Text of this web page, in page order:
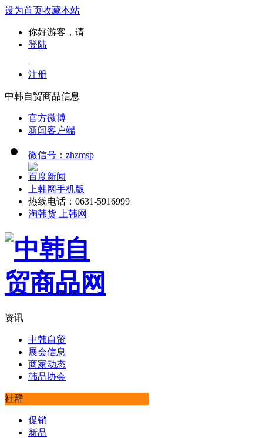
设为首页收藏本站
你好游客，请
登陆
|
注册
中韩自贸商品信息
官方微博
新闻客户端
微信号：zhzmsp
百度新闻
上韩网手机版
热线电话：0631-5916999
淘韩货 上韩网
资讯
中韩自贸
展会信息
商家动态
韩品协会
社群
促销
新品